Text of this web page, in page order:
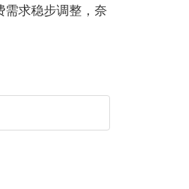
需求稳步调整，奈